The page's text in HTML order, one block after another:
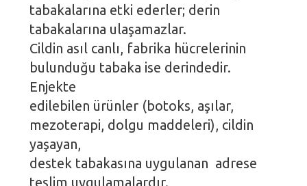
tabakalarına etki ederler; derin
tabakalarına ulaşamazlar.
Cildin asıl canlı, fabrika hücrelerinin
bulunduğu tabaka ise derindedir.
Enjekte
edilebilen ürünler (botoks, aşılar,
mezoterapi, dolgu maddeleri), cildin
yaşayan,
destek tabakasına uygulanan adrese
teslim uygulamalardır.